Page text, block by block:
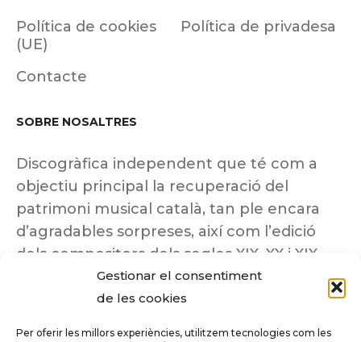
Gestionar el consentiment
de les cookies
Per oferir les millors experiències, utilitzem tecnologies com les
Política de cookies
(UE)
Política de privadesa
Contacte
SOBRE NOSALTRES
Discogràfica independent que té com a
objectiu principal la recuperació del
patrimoni musical català, tan ple encara
d’agradables sorpreses, així com l’edició
dels compositors dels segles XIX, XX i XIX
insuficientment coneguts.